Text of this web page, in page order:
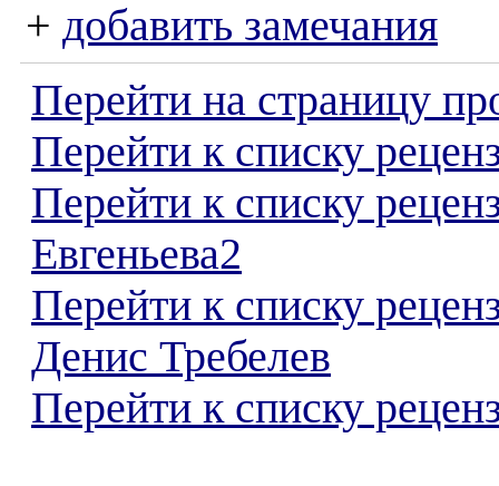
+ добавить замечания
Перейти на страницу
Перейти к списку
Перейти к списку
Евгеньева2
Перейти к списку
Денис Требелев
Перейти к списку